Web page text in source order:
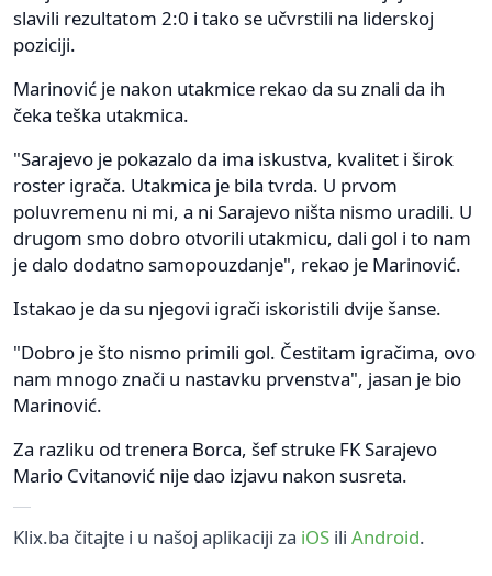
slavili rezultatom 2:0 i tako se učvrstili na liderskoj
poziciji.
Marinović je nakon utakmice rekao da su znali da ih
čeka teška utakmica.
"Sarajevo je pokazalo da ima iskustva, kvalitet i širok
roster igrača. Utakmica je bila tvrda. U prvom
poluvremenu ni mi, a ni Sarajevo ništa nismo uradili. U
drugom smo dobro otvorili utakmicu, dali gol i to nam
je dalo dodatno samopouzdanje", rekao je Marinović.
Istakao je da su njegovi igrači iskoristili dvije šanse.
"Dobro je što nismo primili gol. Čestitam igračima, ovo
nam mnogo znači u nastavku prvenstva", jasan je bio
Marinović.
Za razliku od trenera Borca, šef struke FK Sarajevo
Mario Cvitanović nije dao izjavu nakon susreta.
Klix.ba čitajte i u našoj aplikaciji za iOS ili Android.